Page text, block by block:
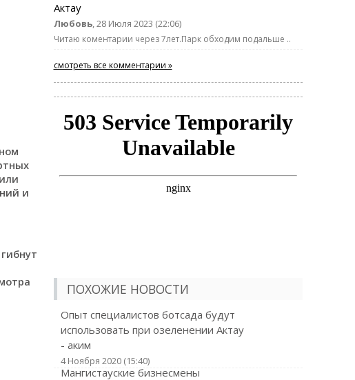
и
Актау
Любовь, 28 Июля 2023 (22:06)
Читаю коментарии через 7лет.Парк обходим подальше ..
смотреть все комментарии »
ПОХОЖИЕ НОВОСТИ
Опыт специалистов ботсада будут
использовать при озеленении Актау
- аким
4 Ноября 2020 (15:40)
Мангистауские бизнесмены